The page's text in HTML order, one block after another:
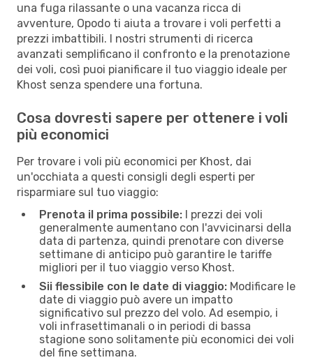
una fuga rilassante o una vacanza ricca di
avventure, Opodo ti aiuta a trovare i voli perfetti a
prezzi imbattibili. I nostri strumenti di ricerca
avanzati semplificano il confronto e la prenotazione
dei voli, così puoi pianificare il tuo viaggio ideale per
Khost senza spendere una fortuna.
Cosa dovresti sapere per ottenere i voli
più economici
Per trovare i voli più economici per Khost, dai
un'occhiata a questi consigli degli esperti per
risparmiare sul tuo viaggio:
Prenota il prima possibile: I prezzi dei voli
generalmente aumentano con l'avvicinarsi della
data di partenza, quindi prenotare con diverse
settimane di anticipo può garantire le tariffe
migliori per il tuo viaggio verso Khost.
Sii flessibile con le date di viaggio: Modificare le
date di viaggio può avere un impatto
significativo sul prezzo del volo. Ad esempio, i
voli infrasettimanali o in periodi di bassa
stagione sono solitamente più economici dei voli
del fine settimana.